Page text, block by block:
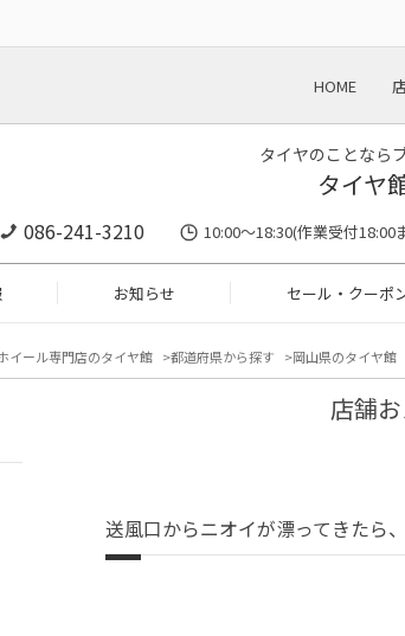
HOME
タイヤのことなら
タイヤ
086-241-3210 10:00〜18:30(作業受付18:00
お知らせ セール・クーポ
イール専門店のタイヤ館 都道府県から探す 岡山県のタイヤ館
店舗
送風口からニオイが漂ってきたら